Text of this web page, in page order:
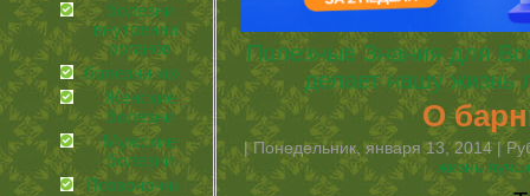
болезни
внутренних
органов
болезни кожи
Женские
болезни
Мужские
болезни
Позвоночник,
Полезные Знания для
делает нашу жизнь
О
| Понедельник, января 13, 2014 |
жизнь